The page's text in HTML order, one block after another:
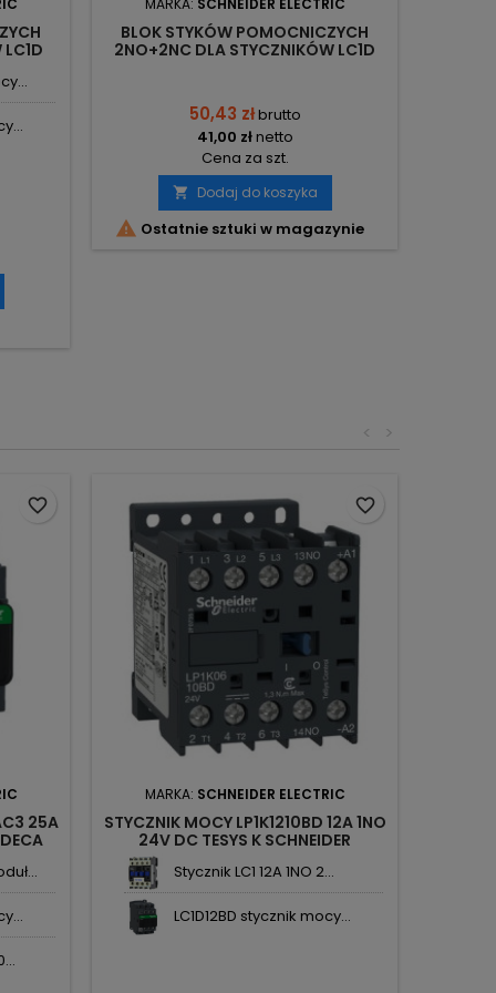
MARKA: SCHNEIDER ELECTRIC
BLOK STYKÓW POMOCNICZYCH
2NO+2NC DLA STYCZNIKÓW LC1D
50,43 złbrutto
41,00 złnetto
Cena za szt.
 Dodaj do koszyka
 Ostatnie sztuki w magazynie
>
<
25A
favorite_border
MARKA: SCHNEIDER ELECTRIC
STYCZNIK MOCY LP1K1210BD 12A 1NO
24V DC TESYS K SCHNEIDER
Stycznik LC1 12A 1NO 2...
LC1D12BD stycznik mocy...
favorite_border